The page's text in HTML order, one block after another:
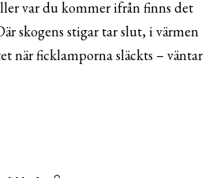
var du kommer ifrån finns det
skogens stigar tar slut, i värmen
när ficklamporna släckts – väntar